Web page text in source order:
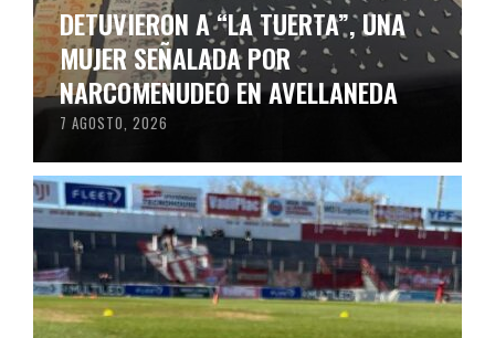
DETUVIERON A “LA TUERTA”, UNA
MUJER SEÑALADA POR
NARCOMENUDEO EN AVELLANEDA
7 AGOSTO, 2026